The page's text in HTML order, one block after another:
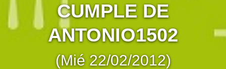
CUMPLE DE
ANTONIO1502
(Mié 22/02/2012)